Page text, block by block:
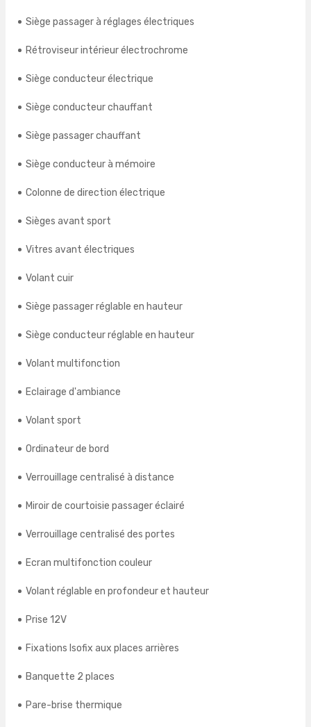
Siège passager à réglages électriques
Rétroviseur intérieur électrochrome
Siège conducteur électrique
Siège conducteur chauffant
Siège passager chauffant
Siège conducteur à mémoire
Colonne de direction électrique
Sièges avant sport
Vitres avant électriques
Volant cuir
Siège passager réglable en hauteur
Siège conducteur réglable en hauteur
Volant multifonction
Eclairage d'ambiance
Volant sport
Ordinateur de bord
Verrouillage centralisé à distance
Miroir de courtoisie passager éclairé
Verrouillage centralisé des portes
Ecran multifonction couleur
Volant réglable en profondeur et hauteur
Prise 12V
Fixations Isofix aux places arrières
Banquette 2 places
Pare-brise thermique